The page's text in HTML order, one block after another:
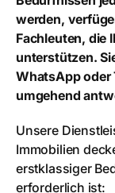
werden,
Fachleuten, die
unterstützen.
WhatsApp oder
umgehend
Unsere
Immobilien
erstklassiger
erforderlich ist: